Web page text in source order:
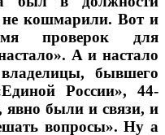
не кошмарили. Вот и
проверок для
А и настало
бывшего
России», 44-
явно были и связи, и
вопросы». Ну а